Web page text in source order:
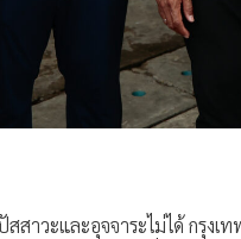
สาวะและอุจจาระไม่ได้ กรุง